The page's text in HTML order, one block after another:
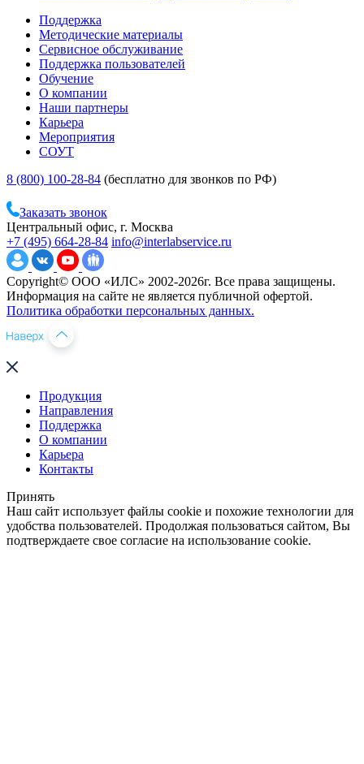
Поддержка
Методические материалы
Сервисное обслуживание
Поддержка пользователей
Обучение
О компании
Наши партнеры
Карьера
Мероприятия
СОУТ
8 (800) 100-28-84 (бесплатно для звонков по РФ)
Заказать звонок
Центральный офис, г. Москва
+7 (495) 664-28-84 info@interlabservice.ru
Copyright© ООО «ИЛС» 2002-2026г. Все права защищены.
Информация на сайте не является публичной офертой.
Политика обработки персональных данных.
Продукция
Направления
Поддержка
О компании
Карьера
Контакты
Принять
Наш сайт использует файлы cookie и похожие технологии для
удобства пользователей. Продолжая пользоваться сайтом, Вы
подтверждаете свое согласие на использование cookie.